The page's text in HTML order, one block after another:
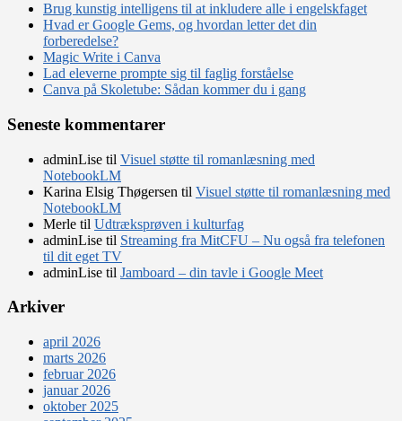
Brug kunstig intelligens til at inkludere alle i engelskfaget
Hvad er Google Gems, og hvordan letter det din
forberedelse?
Magic Write i Canva
Lad eleverne prompte sig til faglig forståelse
Canva på Skoletube: Sådan kommer du i gang
Seneste kommentarer
adminLise til Visuel støtte til romanlæsning med
NotebookLM
Karina Elsig Thøgersen til Visuel støtte til romanlæsning med
NotebookLM
Merle til Udtræksprøven i kulturfag
adminLise til Streaming fra MitCFU – Nu også fra telefonen
til dit eget TV
adminLise til Jamboard – din tavle i Google Meet
Arkiver
april 2026
marts 2026
februar 2026
januar 2026
oktober 2025